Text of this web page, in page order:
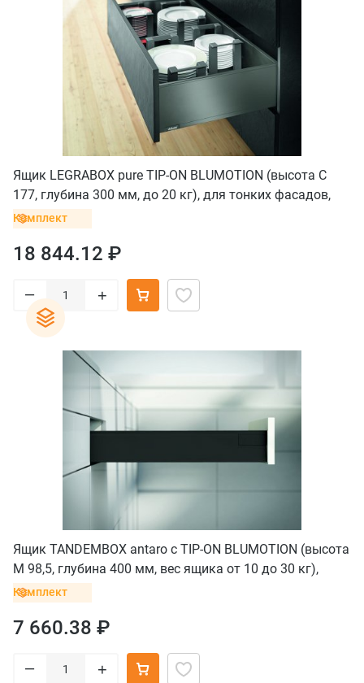
Ящик LEGRABOX pure TIP-ON BLUMOTION (высота C
177, глубина 300 мм, до 20 кг), для тонких фасадов,
серый орион
Комплект
18 844.12 ₽
– +
Ящик TANDEMBOX antaro с TIP-ON BLUMOTION (высота
М 98,5, глубина 400 мм, вес ящика от 10 до 30 кг),
крепление под саморезы, черный
Комплект
7 660.38 ₽
– +